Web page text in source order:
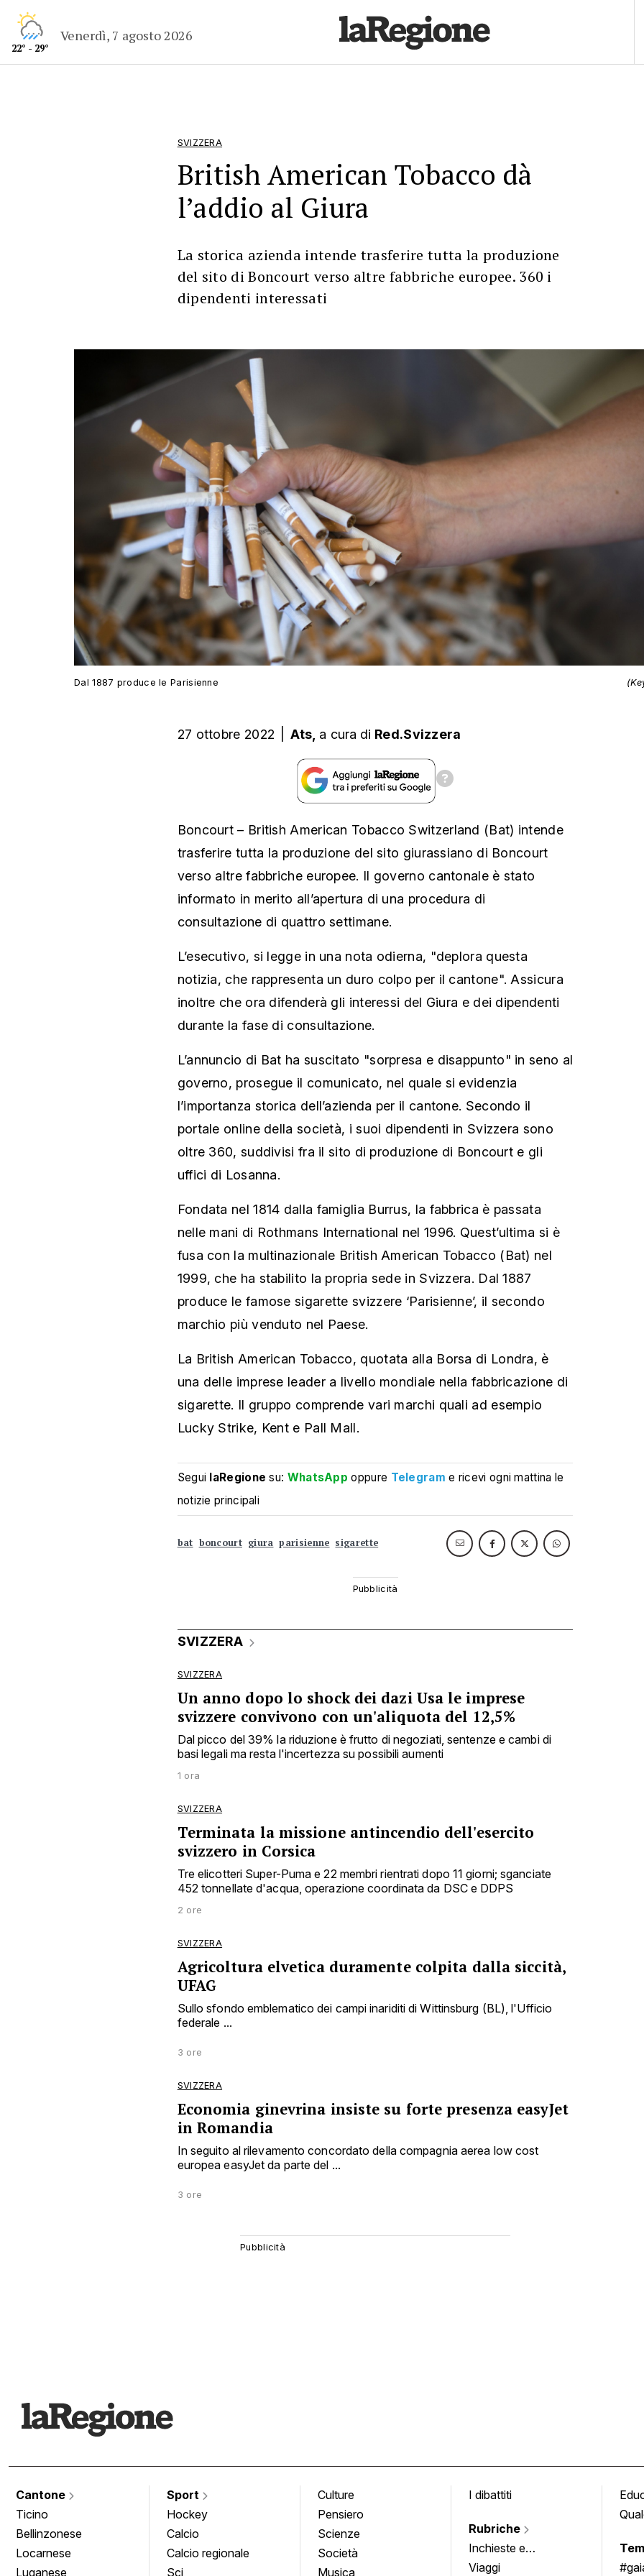
22° - 29°
Venerdì, 7 agosto 2026
SVIZZERA
British American Tobacco dà
l’addio al Giura
La storica azienda intende trasferire tutta la produzione
del sito di Boncourt verso altre fabbriche europee. 360 i
dipendenti interessati
Dal 1887 produce le Parisienne
27 ottobre 2022 Ats, a cura di Red.Svizzera
Boncourt – British American Tobacco Switzerland (Bat) intende
trasferire tutta la produzione del sito giurassiano di Boncourt
verso altre fabbriche europee. Il governo cantonale è stato
informato in merito all’apertura di una procedura di
consultazione di quattro settimane.
L’esecutivo, si legge in una nota odierna, "deplora questa
notizia, che rappresenta un duro colpo per il cantone". Assicura
inoltre che ora difenderà gli interessi del Giura e dei dipendenti
durante la fase di consultazione.
L’annuncio di Bat ha suscitato "sorpresa e disappunto" in seno al
governo, prosegue il comunicato, nel quale si evidenzia
l’importanza storica dell’azienda per il cantone. Secondo il
portale online della società, i suoi dipendenti in Svizzera sono
oltre 360, suddivisi fra il sito di produzione di Boncourt e gli
uffici di Losanna.
Fondata nel 1814 dalla famiglia Burrus, la fabbrica è passata
nelle mani di Rothmans International nel 1996. Quest’ultima si è
fusa con la multinazionale British American Tobacco (Bat) nel
1999, che ha stabilito la propria sede in Svizzera. Dal 1887
produce le famose sigarette svizzere ‘Parisienne’, il secondo
marchio più venduto nel Paese.
La British American Tobacco, quotata alla Borsa di Londra, è
una delle imprese leader a livello mondiale nella fabbricazione di
sigarette. Il gruppo comprende vari marchi quali ad esempio
Lucky Strike, Kent e Pall Mall.
Segui laRegione su: WhatsApp oppure Telegram e ricevi ogni mattina le
notizie principali
bat boncourt giura parisienne sigarette
SVIZZERA
SVIZZERA
Un anno dopo lo shock dei dazi Usa le imprese
svizzere convivono con un'aliquota del 12,5%
Dal picco del 39% la riduzione è frutto di negoziati, sentenze e cambi di
basi legali ma resta l'incertezza su possibili aumenti
1 ora
SVIZZERA
Terminata la missione antincendio dell'esercito
svizzero in Corsica
Tre elicotteri Super-Puma e 22 membri rientrati dopo 11 giorni; sganciate
452 tonnellate d'acqua, operazione coordinata da DSC e DDPS
2 ore
SVIZZERA
Agricoltura elvetica duramente colpita dalla siccità,
UFAG
Sullo sfondo emblematico dei campi inariditi di Wittinsburg (BL), l'Ufficio
federale ...
3 ore
SVIZZERA
Economia ginevrina insiste su forte presenza easyJet
in Romandia
In seguito al rilevamento concordato della compagnia aerea low cost
europea easyJet da parte del ...
3 ore
Cantone
Ticino
Bellinzonese
Locarnese
Luganese
Sport
Hockey
Calcio
Calcio regionale
Sci
Culture
Pensiero
Scienze
Società
Musica
I dibattiti
Rubriche
Inchieste e
approfondimenti
Viaggi